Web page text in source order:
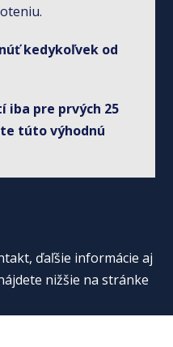
kedykoľvek od
iba pre prvých 25
túto výhodnú
ďaľšie informácie aj
nižšie na stránke